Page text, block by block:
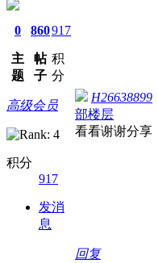
0
主
题
860
帖
子
917
积
分
高级会员
积分
917
发消
息
H26638899
部楼层
看看谢谢分享
回复